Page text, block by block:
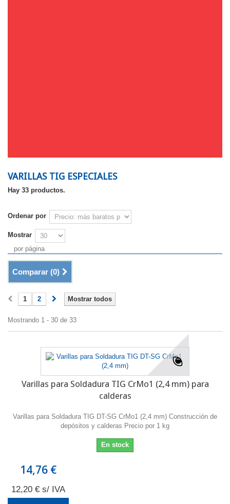
VARILLAS TIG ESPECIALES
Hay 33 productos.
Ordenar por
Mostrar
por página
Comparar (0)
Mostrar todos
1 2
Mostrando 1 - 30 de 33
Varillas para Soldadura TIG CrMo1 (2,4 mm) para
calderas
Varillas para Soldadura TIG DT-SG CrMo1 (2,4 mm) Construcción de
depósitos y calderas Precio por 1 kg
En stock
14,76 €
12,20 € s/ IVA